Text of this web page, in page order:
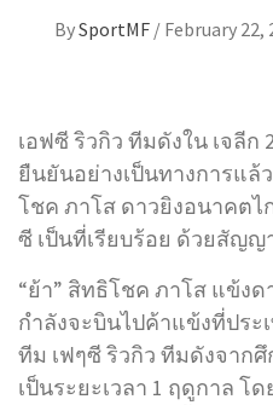
BySportMF / February 22,
เอฟซี ริวกิว ทีมดังใน เจลี
ยืนยันอย่างเป็นทางการแล้
โชค ภาโส ดาวยิงอนาคตไ
ซี เป็นที่เรียบร้อย ด้วยสัญญ
“ย้า” สิทธิโชค ภาโส แข้งด
กำลังจะบินไปค้าแข้งที่ปร
ทีม เฟๆซี ริวกิว ทีมดังจาก
เป็นระยะเวลา 1 ฤดูกาล โ